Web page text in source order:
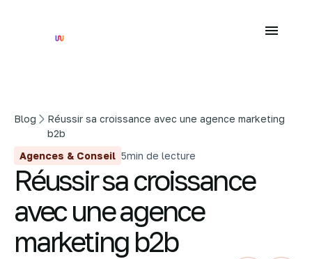
Blog
Réussir sa croissance avec une agence marketing
b2b
Agences & Conseil 5min de lecture
Réussir sa croissance
avec une agence
marketing b2b